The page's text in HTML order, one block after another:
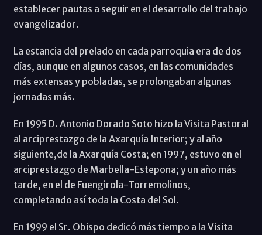
establecer pautas a seguir en el desarrollo del trabajo
evangelizador.
La estancia del prelado en cada parroquia era de dos
días, aunque en algunos casos, en las comunidades
más extensas y pobladas, se prolongaban algunas
jornadas más.
En 1995 D. Antonio Dorado Soto hizo la Visita Pastoral
al arciprestazgo de la Axarquía Interior; y al año
siguiente,de la Axarquía Costa; en 1997, estuvo en el
arciprestazgo de Marbella-Estepona; y un año más
tarde, en el de Fuengirola-Torremolinos,
completando así toda la Costa del Sol.
En 1999 el Sr. Obispo dedicó más tiempo a la Visita